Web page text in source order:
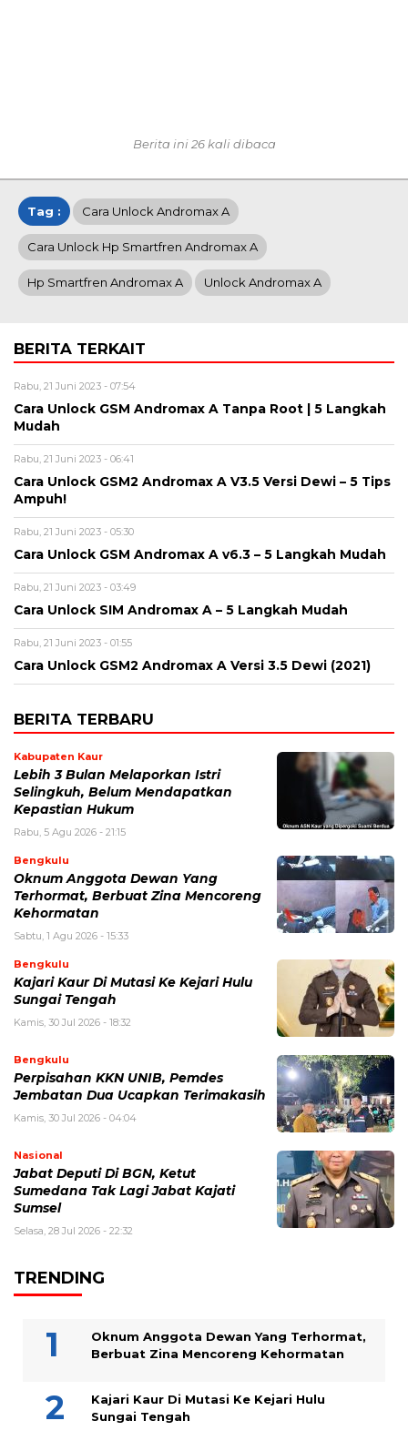
Berita ini 26 kali dibaca
Tag : Cara Unlock Andromax A
Cara Unlock Hp Smartfren Andromax A
Hp Smartfren Andromax A Unlock Andromax A
BERITA TERKAIT
Rabu, 21 Juni 2023 - 07:54
Cara Unlock GSM Andromax A Tanpa Root | 5 Langkah
Mudah
Rabu, 21 Juni 2023 - 06:41
Cara Unlock GSM2 Andromax A V3.5 Versi Dewi – 5 Tips
Ampuh!
Rabu, 21 Juni 2023 - 05:30
Cara Unlock GSM Andromax A v6.3 – 5 Langkah Mudah
Rabu, 21 Juni 2023 - 03:49
Cara Unlock SIM Andromax A – 5 Langkah Mudah
Rabu, 21 Juni 2023 - 01:55
Cara Unlock GSM2 Andromax A Versi 3.5 Dewi (2021)
BERITA TERBARU
Kabupaten Kaur
Lebih 3 Bulan Melaporkan Istri
Selingkuh, Belum Mendapatkan
Kepastian Hukum
Rabu, 5 Agu 2026 - 21:15
Bengkulu
Oknum Anggota Dewan Yang
Terhormat, Berbuat Zina Mencoreng
Kehormatan
Sabtu, 1 Agu 2026 - 15:33
Bengkulu
Kajari Kaur Di Mutasi Ke Kejari Hulu
Sungai Tengah
Kamis, 30 Jul 2026 - 18:32
Bengkulu
Perpisahan KKN UNIB, Pemdes
Jembatan Dua Ucapkan Terimakasih
Kamis, 30 Jul 2026 - 04:04
Nasional
Jabat Deputi Di BGN, Ketut
Sumedana Tak Lagi Jabat Kajati
Sumsel
Selasa, 28 Jul 2026 - 22:32
TRENDING
Oknum Anggota Dewan Yang Terhormat,
Berbuat Zina Mencoreng Kehormatan
Kajari Kaur Di Mutasi Ke Kejari Hulu
Sungai Tengah